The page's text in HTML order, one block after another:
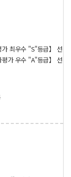
최우수 "S"등급】 선정
가 우수 "A"등급】 선정